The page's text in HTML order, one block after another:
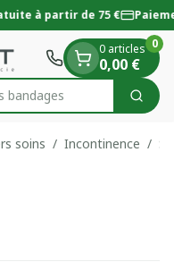
à partir de 75 €
bandages
0 articles
0,00 €
0
soins / Incontinence /